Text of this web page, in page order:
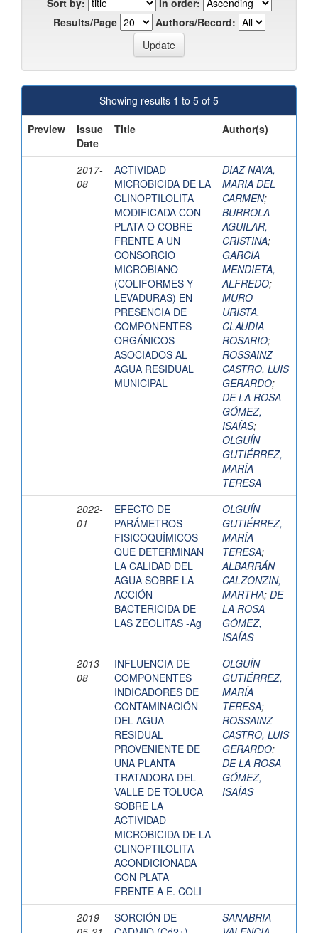
Sort by:
In order:
Results/Page
Authors/Record:
Showing results 1 to 5 of 5
Preview
Issue
Date
Title Author(s)
2017-
08
ACTIVIDAD
MICROBICIDA DE LA
CLINOPTILOLITA
MODIFICADA CON
PLATA O COBRE
FRENTE A UN
CONSORCIO
MICROBIANO
(COLIFORMES Y
LEVADURAS) EN
PRESENCIA DE
COMPONENTES
ORGÁNICOS
ASOCIADOS AL
AGUA RESIDUAL
MUNICIPAL
DIAZ NAVA,
MARIA DEL
CARMEN;
BURROLA
AGUILAR,
CRISTINA;
GARCIA
MENDIETA,
ALFREDO;
MURO
URISTA,
CLAUDIA
ROSARIO;
ROSSAINZ
CASTRO, LUIS
GERARDO;
DE LA ROSA
GÓMEZ,
ISAÍAS;
OLGUÍN
GUTIÉRREZ,
MARÍA
TERESA
2022-
01
EFECTO DE
PARÁMETROS
FISICOQUÍMICOS
QUE DETERMINAN
LA CALIDAD DEL
AGUA SOBRE LA
ACCIÓN
BACTERICIDA DE
LAS ZEOLITAS -Ag
OLGUÍN
GUTIÉRREZ,
MARÍA
TERESA;
ALBARRÁN
CALZONZIN,
MARTHA; DE
LA ROSA
GÓMEZ,
ISAÍAS
2013-
08
INFLUENCIA DE
COMPONENTES
INDICADORES DE
CONTAMINACIÓN
DEL AGUA
RESIDUAL
PROVENIENTE DE
UNA PLANTA
TRATADORA DEL
VALLE DE TOLUCA
SOBRE LA
ACTIVIDAD
MICROBICIDA DE LA
CLINOPTILOLITA
ACONDICIONADA
CON PLATA
FRENTE A E. COLI
OLGUÍN
GUTIÉRREZ,
MARÍA
TERESA;
ROSSAINZ
CASTRO, LUIS
GERARDO;
DE LA ROSA
GÓMEZ,
ISAÍAS
2019-
SORCIÓN DE
SANABRIA